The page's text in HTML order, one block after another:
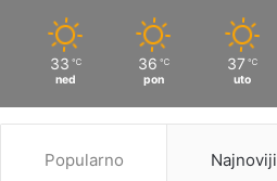
33 ℃
ned
36 ℃
pon
37 ℃
uto
Popularno Najnoviji